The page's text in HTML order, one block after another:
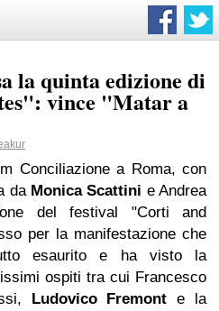
la quinta edizione di
vince "Matar a
Conciliazione a Roma, con
da Monica Scattini e Andrea
del festival "Corti and
per la manifestazione che
esaurito e ha visto la
ospiti tra cui Francesco
Ludovico Fremont e la